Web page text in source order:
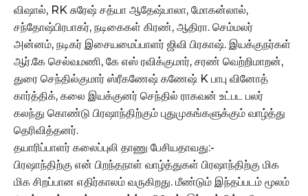
விஷால், RK சுரேஷ் சத்யா ஆதேஷ்பாலா, மோகன்லால்,
சந்தோஷ்பிரபாகர், நடிகைகள் கிரண், ஆதிரா. செம்மலர்
அன்னம், நடிகர் இசையமைப்பாளர் ஜிவி பிரகாஷ். இயக்குநர்கள்
ஆர்.கே செல்வமணி, கே எஸ் ரவிக்குமார், சரண் வெற்றிமாறன்,
துரை செந்தில்குமார் ஸ்ரீகணேஷ் கணேஷ் K பாபு வினோத்
கார்த்திக், கலை இயக்குனர் செந்தில் ராகவன் உட்பட பலர்
கலந்து கொண்டு பிரஷாந்திற்கும் புதுமுகங்களுக்கும் வாழ்த்து
தெரிவித்தனர்.
தயாரிப்பாளர் கலைப்புலி தாணு பேசியதாவது:-
பிரஷாந்திற்கு என் பிறந்தநாள் வாழ்த்துகள் பிரஷாந்திற்கு மிக
மிக சிறப்பான எதிர்காலம் வருகிறது. மீண்டும் இந்தப்படம் மூலம்